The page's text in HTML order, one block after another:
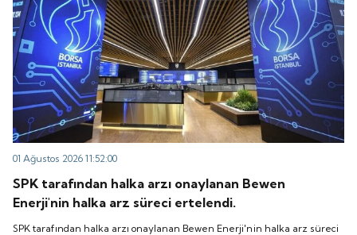
01 Ağustos 2026 11:52:00
SPK tarafından halka arzı onaylanan Bewen
Enerji'nin halka arz süreci ertelendi.
SPK tarafından halka arzı onaylanan Bewen Enerji'nin halka arz süreci